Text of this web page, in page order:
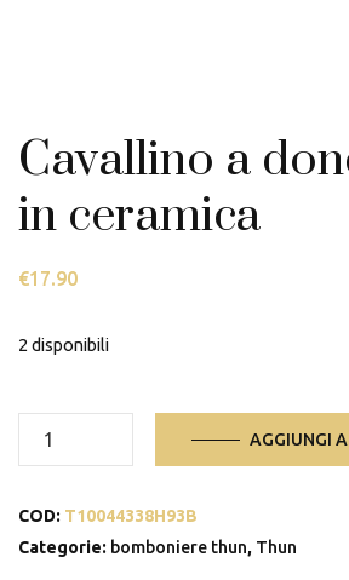
Cavallino a
in ceramica
€17.90
2 disponibili
Cavallino
lei
in
AGGIUNGI
COD: T10044338H93B
Categorie: bomboniere thun, Thun